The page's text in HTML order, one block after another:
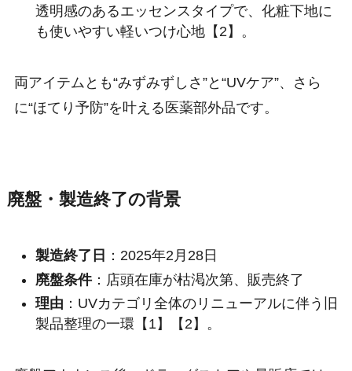
透明感のあるエッセンスタイプで、化粧下地に
も使いやすい軽いつけ心地【2】。
両アイテムとも“みずみずしさ”と“UVケア”、さら
に“ほてり予防”を叶える医薬部外品です。
廃盤・製造終了の背景
製造終了日 ：2025年2月28日
廃盤条件：店頭在庫が枯渇次第、販売終了
理由 ：UVカテゴリ全体のリニューアルに伴う旧
製品整理の一環【1】【2】。